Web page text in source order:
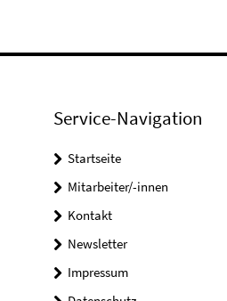
Service-Navigation
Startseite
Mitarbeiter/-innen
Kontakt
Newsletter
Impressum